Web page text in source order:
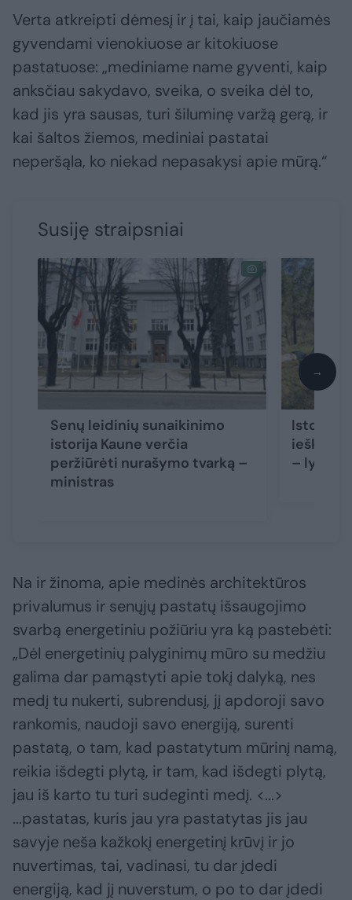
Verta atkreipti dėmesį ir į tai, kaip jaučiamės
gyvendami vienokiuose ar kitokiuose
pastatuose: „mediniame name gyventi, kaip
anksčiau sakydavo, sveika, o sveika dėl to,
kad jis yra sausas, turi šiluminę varžą gerą, ir
kai šaltos žiemos, mediniai pastatai
neperšąla, ko niekad nepasakysi apie mūrą.“
Susiję straipsniai
Senų leidinių sunaikinimo
istorija Kaune verčia
peržiūrėti nurašymo tvarką –
ministras
Istoriko
ieškant
– lyg
→
Na ir žinoma, apie medinės architektūros
privalumus ir senųjų pastatų išsaugojimo
svarbą energetiniu požiūriu yra ką pastebėti:
„Dėl energetinių palyginimų mūro su medžiu
galima dar pamąstyti apie tokį dalyką, nes
medį tu nukerti, subrendusį, jį apdoroji savo
rankomis, naudoji savo energiją, surenti
pastatą, o tam, kad pastatytum mūrinį namą,
reikia išdegti plytą, ir tam, kad išdegti plytą,
jau iš karto tu turi sudeginti medį. <...>
...pastatas, kuris jau yra pastatytas jis jau
savyje neša kažkokį energetinį krūvį ir jo
nuvertimas, tai, vadinasi, tu dar įdedi
energiją, kad jį nuverstum, o po to dar įdedi